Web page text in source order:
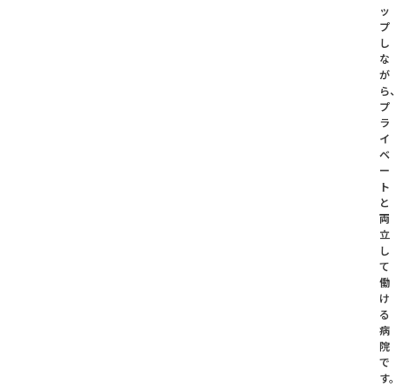
ッ
プ
し
な
が
ら
プ
ラ
イ
ベ
ー
ト
と
両
立
し
て
働
け
る
病
院
で
す